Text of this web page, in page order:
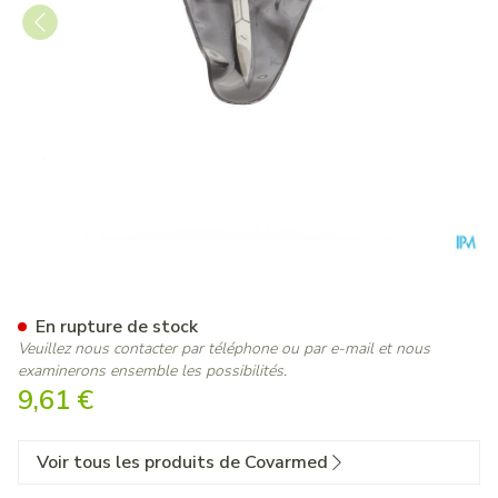
9,61 €
En rupture de stock
Veuillez nous contacter par téléphone ou par e-mail et nous
examinerons ensemble les possibilités.
Voir tous les produits de Covarmed